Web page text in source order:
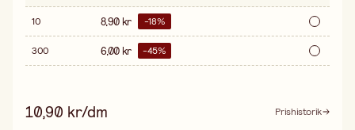
10 8,90 kr -18%
300 6,00 kr -45%
10,90 kr/dm
Prishistorik